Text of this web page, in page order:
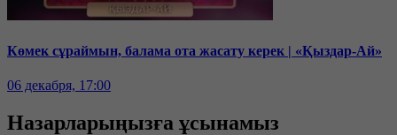
Көмек сұраймын, балама ота жасату керек | «Қыздар-Ай»
06 декабря, 17:00
Назарларыңызға ұсынамыз